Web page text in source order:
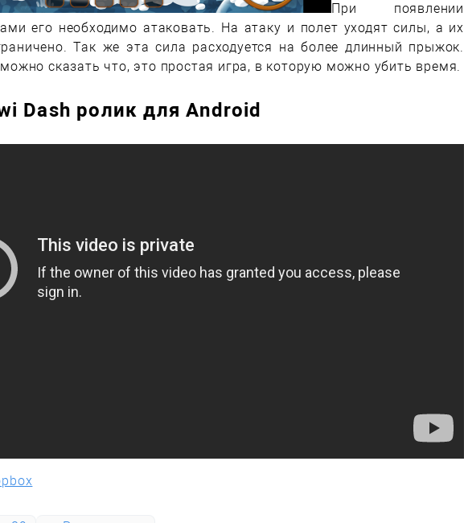
При появлении
его необходимо атаковать. На атаку и полет уходят силы, а их
Так же эта сила расходуется на более длинный прыжок.
сказать что, это простая игра, в которую можно убить время.
Dash ролик для Android